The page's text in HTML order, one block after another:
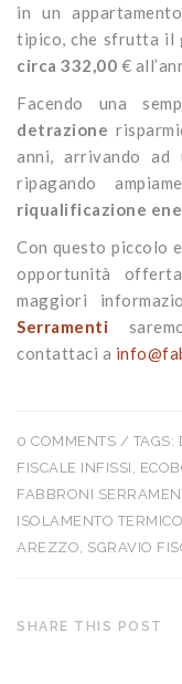
in un
tipico, che sfrutta il
circa 332,00 €
Facendo una
detrazione
anni, arrivando ad
ripagando
riqualificazione
Con questo piccolo
opportunità
maggiori
Serramenti
contattaci a
0 COMMENTS / TAGS:
FISCALE INFISSI
FABBRONI
ISOLAMENTO TERMICO
AREZZO SGRAVIO
SHARE THIS POST